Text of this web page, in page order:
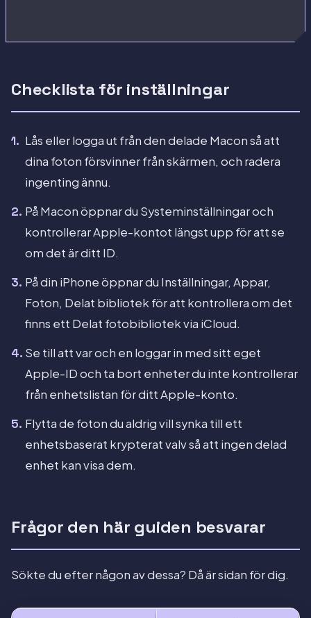
Checklista för inställningar
Lås eller logga ut från den delade Macon så att
dina foton försvinner från skärmen, och radera
ingenting ännu.
På Macon öppnar du Systeminställningar och
kontrollerar Apple-kontot längst upp för att se
om det är ditt ID.
På din iPhone öppnar du Inställningar, Appar,
Foton, Delat bibliotek för att kontrollera om det
finns ett Delat fotobibliotek via iCloud.
Se till att var och en loggar in med sitt eget
Apple-ID och ta bort enheter du inte kontrollerar
från enhetslistan för ditt Apple-konto.
Flytta de foton du aldrig vill synka till ett
enhetsbaserat krypterat valv så att ingen delad
enhet kan visa dem.
Frågor den här guiden besvarar
Sökte du efter någon av dessa? Då är sidan för dig.